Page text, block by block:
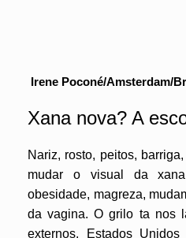
Irene Poconé/Amsterdam/
Xana nova? A
Nariz, rosto, peitos,
mudar o visual da
obesidade, magreza,
da vagina. O grilo ta nos
externos. Estados